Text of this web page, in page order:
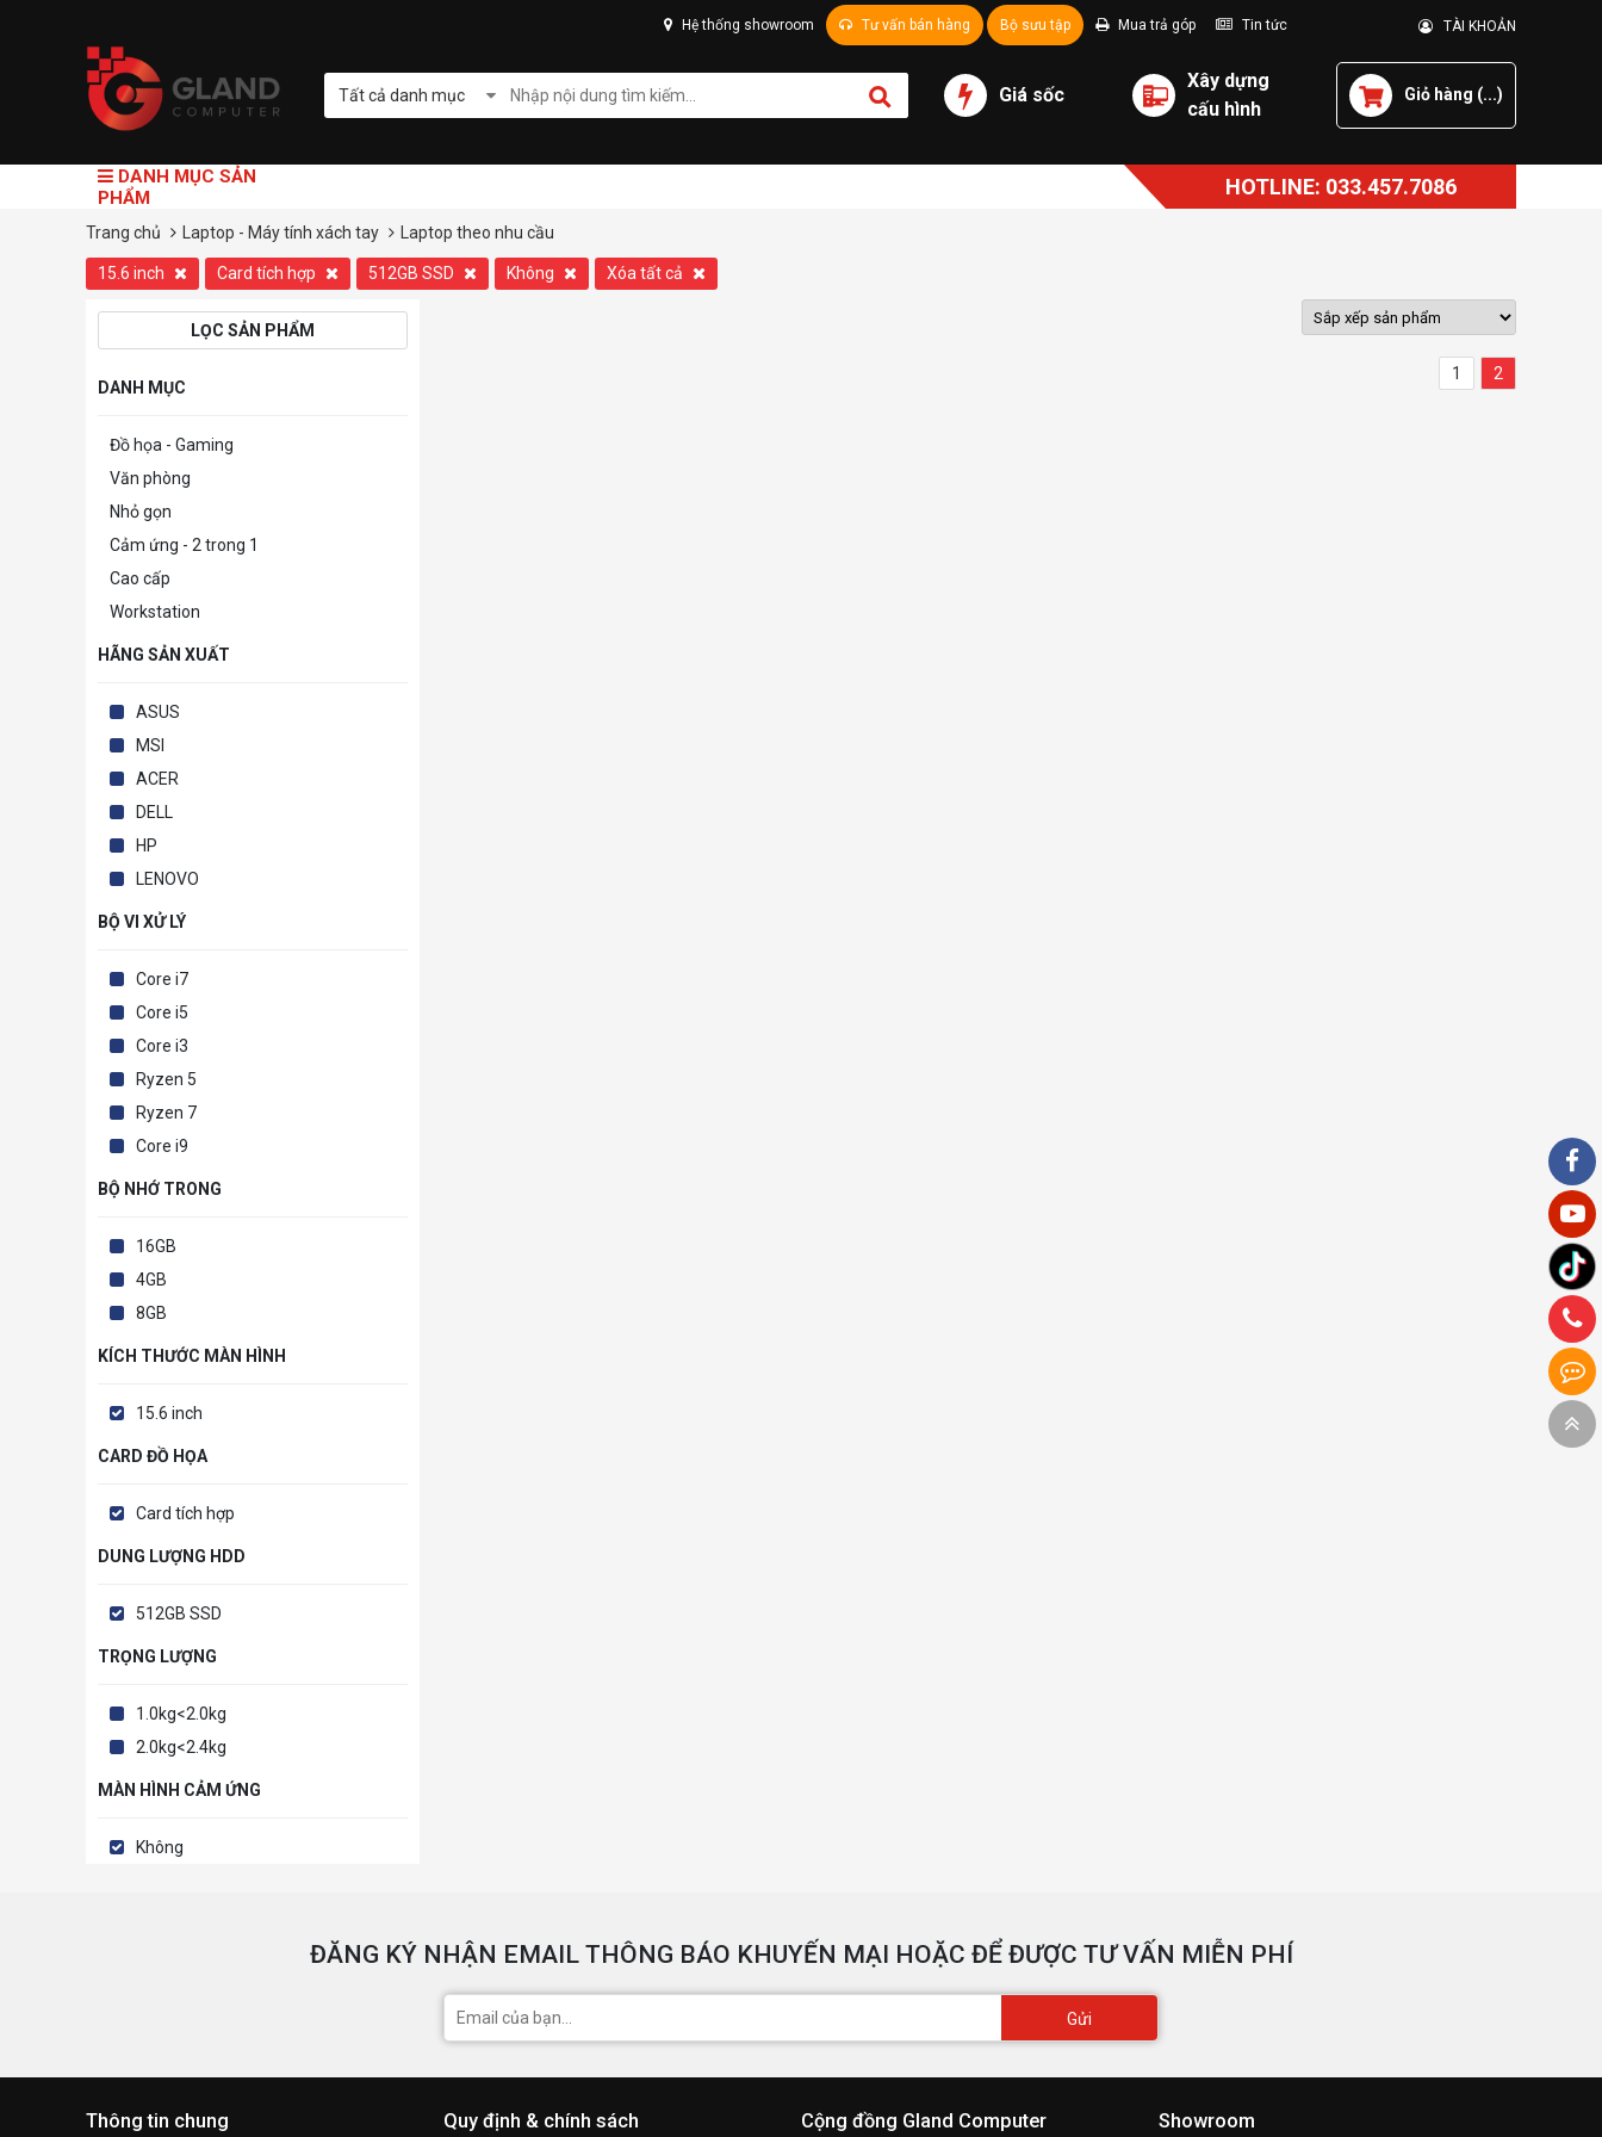
Hệ thống showroom Tư vấn bán hàng Bộ sưu tập Mua trả góp Tin tức TÀI KHOẢN
Tất cả danh mục Giá sốc
Xây dựng
cấu hình
Giỏ hàng (...)
DANH MỤC SẢN
PHẨM
HOTLINE: 033.457.7086
Trang chủ Laptop - Máy tính xách tay Laptop theo nhu cầu
15.6 inch Card tích hợp 512GB SSD Không Xóa tất cả
LỌC SẢN PHẨM
DANH MỤC
Đồ họa - Gaming
Văn phòng
Nhỏ gọn
Cảm ứng - 2 trong 1
Cao cấp
Workstation
HÃNG SẢN XUẤT
ASUS
MSI
ACER
DELL
HP
LENOVO
BỘ VI XỬ LÝ
Core i7
Core i5
Core i3
Ryzen 5
Ryzen 7
Core i9
BỘ NHỚ TRONG
16GB
4GB
8GB
KÍCH THƯỚC MÀN HÌNH
15.6 inch
CARD ĐỒ HỌA
Card tích hợp
DUNG LƯỢNG HDD
512GB SSD
TRỌNG LƯỢNG
1.0kg<2.0kg
2.0kg<2.4kg
MÀN HÌNH CẢM ỨNG
Không
1 2
ĐĂNG KÝ NHẬN EMAIL THÔNG BÁO KHUYẾN MẠI HOẶC ĐỂ ĐƯỢC TƯ VẤN MIỄN PHÍ
Gửi
Thông tin chung Quy định & chính sách Cộng đồng Gland Computer Showroom